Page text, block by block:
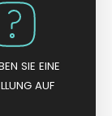
SIE EINE
AUF